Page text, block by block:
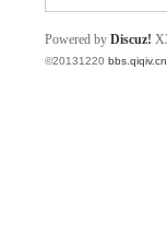
电
Powered by Discuz!
©20131220 bbs.qiqiv.cn